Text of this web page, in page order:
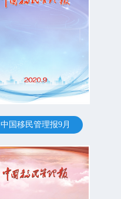
中国移民管理报9月